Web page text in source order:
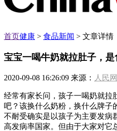
首页健康 > 食品新闻 > 文章详情
宝宝一喝牛奶就拉肚子，是
2020-09-08 16:26:09 来源： 人民网
经常有家长问，孩子一喝奶就拉
吧？该换什么奶粉，换什么牌子
不耐受确实是以孩子为主要发病
高发病率国家。但由于大家对它